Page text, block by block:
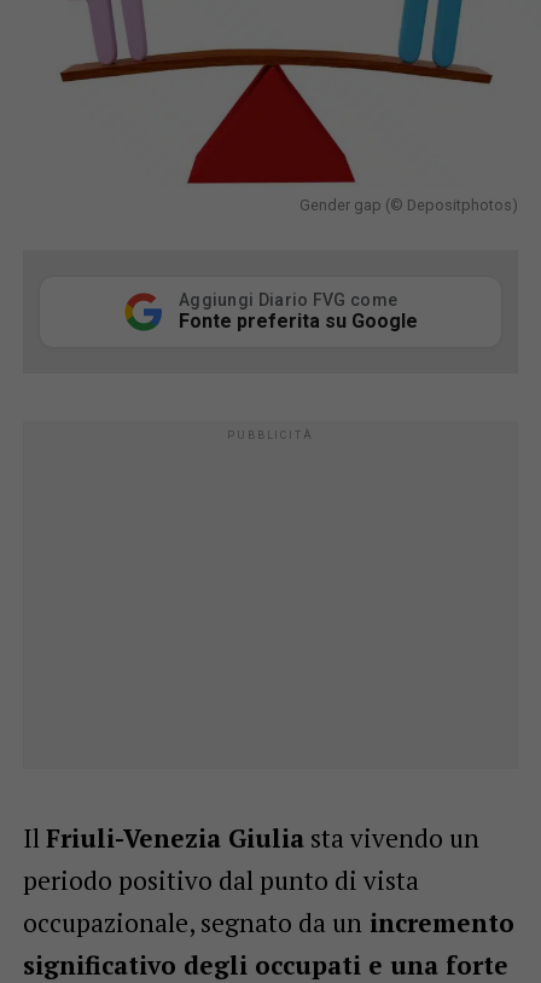
Gender gap (© Depositphotos)
Aggiungi Diario FVG come
Fonte preferita su Google
Il Friuli-Venezia Giuliasta vivendo un
periodo positivo dal punto di vista
occupazionale, segnato da unincremento
significativo degli occupati e una forte